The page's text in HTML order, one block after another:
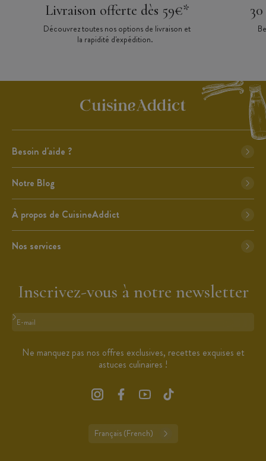
Livraison offerte dès 59€*
Découvrez toutes nos options de livraison et
la rapidité d'expédition.
Besoin d'aide ?
Notre Blog
À propos de CuisineAddict
Nos services
Inscrivez-vous à notre newsletter
Format : adresse@email.com
Ne manquez pas nos offres exclusives, recettes exquises et
astuces culinaires !
Français (French)